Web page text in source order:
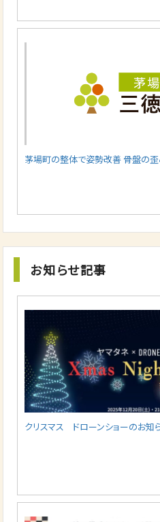
茅場町の整体で姿勢改善 骨盤の
お知らせ記事
クリスマス ドローンショーのお知